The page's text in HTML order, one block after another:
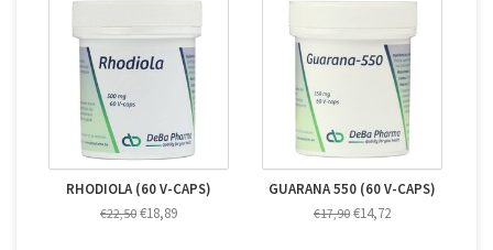
RHODIOLA (60 V-CAPS)
€22,50 €18,89
GUARANA 550 (60 V-CAPS)
€17,90 €14,72